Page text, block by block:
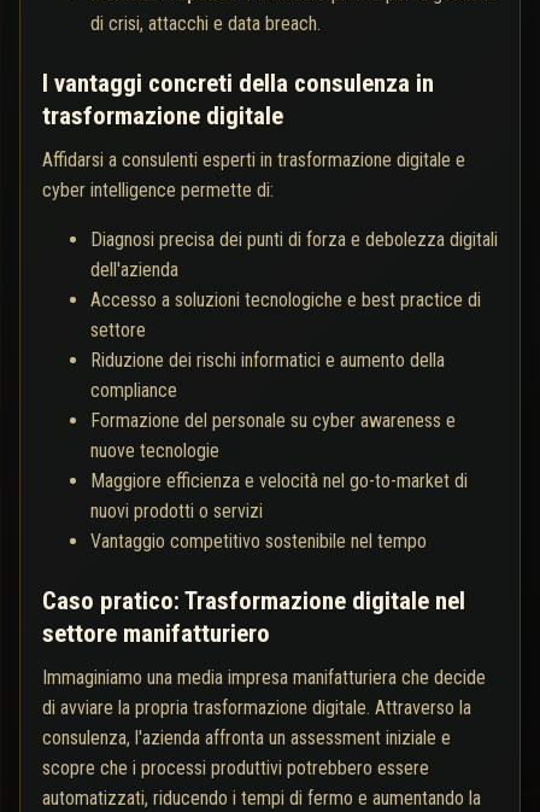
di crisi, attacchi e data breach.
I vantaggi concreti della consulenza in
trasformazione digitale
Affidarsi a consulenti esperti in trasformazione digitale e
cyber intelligence permette di:
Diagnosi precisa dei punti di forza e debolezza digitali
dell'azienda
Accesso a soluzioni tecnologiche e best practice di
settore
Riduzione dei rischi informatici e aumento della
compliance
Formazione del personale su cyber awareness e
nuove tecnologie
Maggiore efficienza e velocità nel go-to-market di
nuovi prodotti o servizi
Vantaggio competitivo sostenibile nel tempo
Caso pratico: Trasformazione digitale nel
settore manifatturiero
Immaginiamo una media impresa manifatturiera che decide
di avviare la propria trasformazione digitale. Attraverso la
consulenza, l'azienda affronta un assessment iniziale e
scopre che i processi produttivi potrebbero essere
automatizzati, riducendo i tempi di fermo e aumentando la